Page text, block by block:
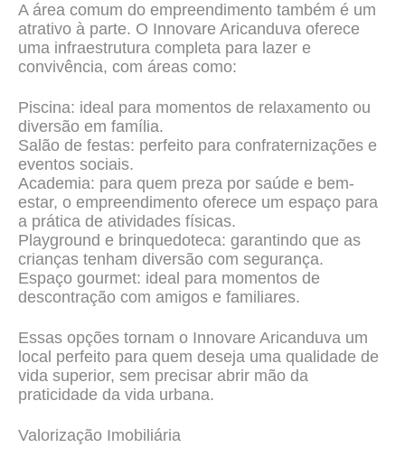
A área comum do empreendimento também é um
atrativo à parte. O Innovare Aricanduva oferece
uma infraestrutura completa para lazer e
convivência, com áreas como:
Piscina: ideal para momentos de relaxamento ou
diversão em família.
Salão de festas: perfeito para confraternizações e
eventos sociais.
Academia: para quem preza por saúde e bem-
estar, o empreendimento oferece um espaço para
a prática de atividades físicas.
Playground e brinquedoteca: garantindo que as
crianças tenham diversão com segurança.
Espaço gourmet: ideal para momentos de
descontração com amigos e familiares.
Essas opções tornam o Innovare Aricanduva um
local perfeito para quem deseja uma qualidade de
vida superior, sem precisar abrir mão da
praticidade da vida urbana.
Valorização Imobiliária